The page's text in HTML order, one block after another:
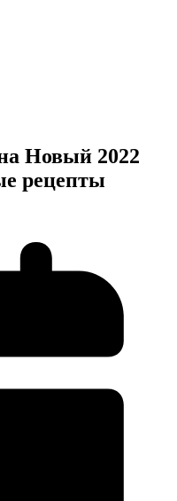
Новый 2022
рецепты